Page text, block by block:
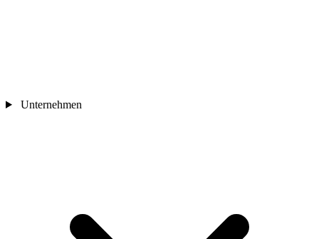
Unternehmen